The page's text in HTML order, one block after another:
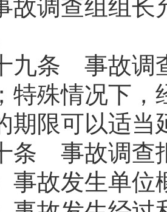
条 事故调查
特殊情况下
期限可以适
事故调查报
故发生单位